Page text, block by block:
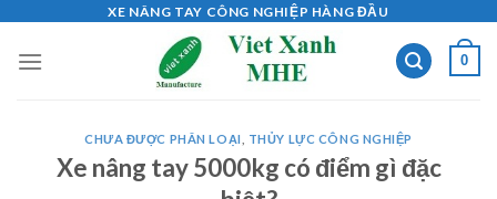
content
XE NÂNG TAY CÔNG NGHIỆP HÀNG ĐẦU
0
CHƯA ĐƯỢC PHÂN LOẠI THỦY LỰC CÔNG NGHIỆP
Xe nâng tay 5000kg có điểm gì đặc